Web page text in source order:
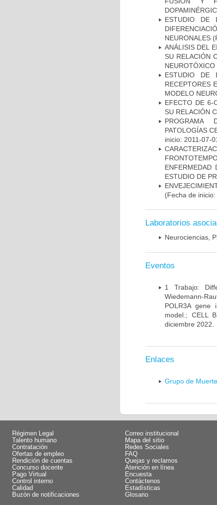
ESTUDIO DE
NEURONALES
ANÁLISIS DEL
SU RELACIÓN
NEUROTÓXICO
ESTUDIO DE
RECEPTORES
MODELO
EFECTO DE 6-
SU RELACIÓN
PROGRAMA
PATOLOGÍAS
inicio: 2011-07-
ENFERMEDAD
ESTUDIO DE
(Fecha de
Laboratorios
Neurociencias,
Eventos
1 Trabajo:
Wiedemann-
POLR3A gene
model.; CELL
diciembre 2022.
Enlaces
Grupo de
Régimen Legal
Talento humano
Contratación
Ofertas de empleo
Rendición de cuentas
Concurso docente
Pago Virtual
Control interno
Calidad
Buzón de notificaciones
Correo institucional
Mapa del sitio
Redes Sociales
FAQ
Quejas y reclamos
Atención en línea
Encuesta
Contáctenos
Estadísticas
Glosario